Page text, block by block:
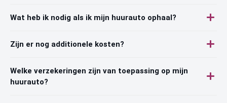
Wat heb ik nodig als ik mijn huurauto ophaal?
Zijn er nog additionele kosten?
Welke verzekeringen zijn van toepassing op mijn
huurauto?